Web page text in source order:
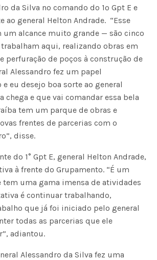
da Silva no comando do 1º Gpt E e
ao general Helton Andrade. “Esse
um alcance muito grande — são cinco
aqui, realizando obras em
perfuração de poços à construção de
Alessandro fez um papel
eu desejo boa sorte ao general
chega e que vai comandar essa bela
tem um parque de obras e
frentes de parcerias com o
disse.
do 1° Gpt E, general Helton Andrade,
à frente do Grupamento. “É um
tem uma gama imensa de atividades
é continuar trabalhando,
que já foi iniciado pelo general
todas as parcerias que ele
adiantou.
Alessandro da Silva fez uma